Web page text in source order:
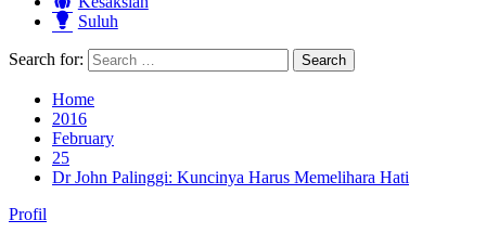
Suluh
Search for:
Home
2016
February
25
Dr John Palinggi: Kuncinya Harus Memelihara Hati
Profil